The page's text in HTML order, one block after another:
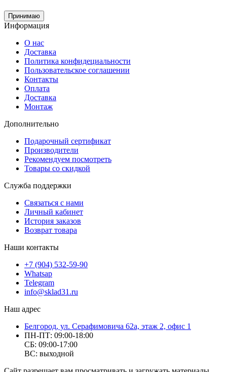
Принимаю
Информация
О нас
Доставка
Политика конфидециальности
Пользовательское соглашении
Контакты
Оплата
Доставка
Монтаж
Дополнительно
Подарочный сертификат
Производители
Рекомендуем посмотреть
Товары со скидкой
Служба поддержки
Связаться с нами
Личный кабинет
История заказов
Возврат товара
Наши контакты
+7 (904) 532-59-90
Whatsap
Telegram
info@sklad31.ru
Наш адрес
Белгород, ул. Серафимовича 62а, этаж 2, офис 1
ПН-ПТ: 09:00-18:00
СБ: 09:00-17:00
ВС: выходной